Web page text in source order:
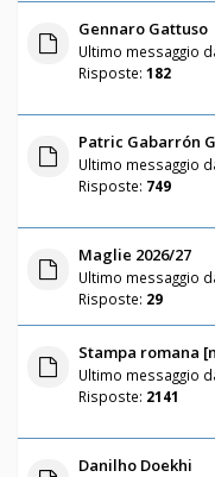
Gennaro Gattuso
Ultimo messaggio
Risposte: 182
Patric Gabarrón
Ultimo messaggio
Risposte: 749
Maglie 2026/27
Ultimo messaggio
Risposte: 29
Stampa romana
Ultimo messaggio
Risposte: 2141
Danilho Doekhi